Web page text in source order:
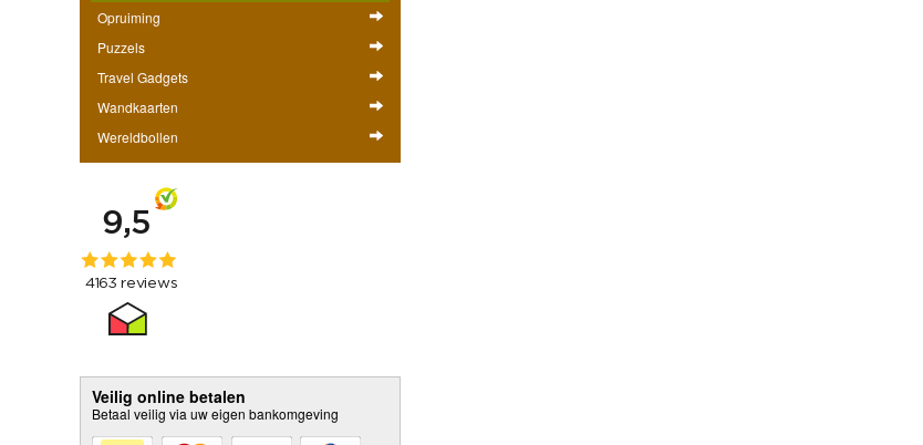
Opruiming
Puzzels
Travel Gadgets
Wandkaarten
Wereldbollen
Veilig online betalen
Betaal veilig via uw eigen bankomgeving